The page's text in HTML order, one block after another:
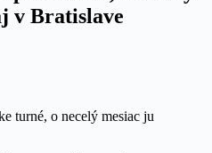
v Bratislave